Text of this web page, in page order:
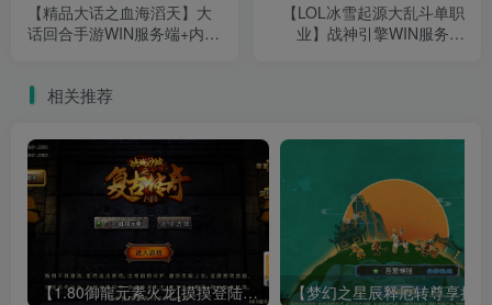
【精品大话之血海滔天】大
话回合手游WIN服务端+内置
【LOL冰雪起源大乱斗单职
业】战神引擎WIN服务端
相关推荐
【1.80御龍元素火龙[摸摸登陆器]】战神引擎WIN服务端+GM工具+充值后台+双端+架设教程